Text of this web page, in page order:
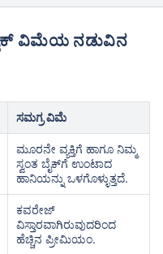
ಸಮಗ್ರ ವಿಮೆ
ಮೂರನೇ ವ್ಯಕ್ತಿಗೆ ಹಾಗೂ ನಿಮ್ಮ
ಸ್ವಂತ ಬೈಕ್‌ಗೆ ಉಂಟಾದ
ಹಾನಿಯನ್ನು ಒಳಗೊಳ್ಳುತ್ತದೆ.
ಕವರೇಜ್
ವಿಸ್ತಾರವಾಗಿರುವುದರಿಂದ
ಹೆಚ್ಚಿನ ಪ್ರೀಮಿಯಂ.